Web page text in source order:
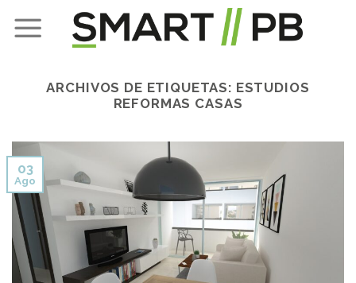
ARCHIVOS DE ETIQUETAS: ESTUDIOS
REFORMAS CASAS
03
Ago